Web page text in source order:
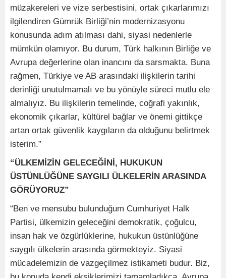
müzakereleri ve vize serbestisini, ortak çıkarlarımızı
ilgilendiren Gümrük Birliği’nin modernizasyonu
konusunda adım atılması dahi, siyasi nedenlerle
mümkün olamıyor. Bu durum, Türk halkının Birliğe ve
Avrupa değerlerine olan inancını da sarsmakta. Buna
rağmen, Türkiye ve AB arasındaki ilişkilerin tarihi
derinliği unutulmamalı ve bu yönüyle süreci mutlu ele
almalıyız. Bu ilişkilerin temelinde, coğrafi yakınlık,
ekonomik çıkarlar, kültürel bağlar ve önemi gittikçe
artan ortak güvenlik kaygıların da olduğunu belirtmek
isterim.”
“ÜLKEMİZİN GELECEĞİNİ, HUKUKUN
ÜSTÜNLÜĞÜNE SAYGILI ÜLKELERİN ARASINDA
GÖRÜYORUZ”
“Ben ve mensubu bulunduğum Cumhuriyet Halk
Partisi, ülkemizin geleceğini demokratik, çoğulcu,
insan hak ve özgürlüklerine, hukukun üstünlüğüne
saygılı ülkelerin arasında görmekteyiz. Siyasi
mücadelemizin de vazgeçilmez istikameti budur. Biz,